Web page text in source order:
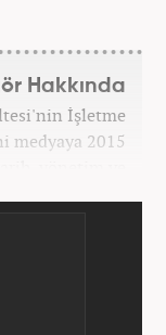
Hakkında
İşletme
medyaya 2015
yönetim ve